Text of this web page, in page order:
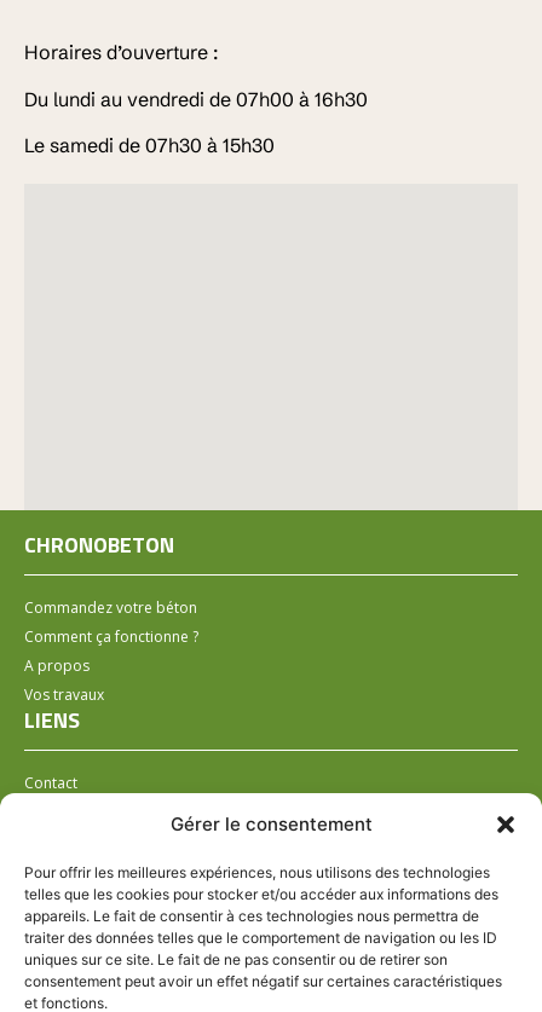
Gérer le consentement
Pour offrir les meilleures expériences, nous utilisons des technologies
telles que les cookies pour stocker et/ou accéder aux informations des
appareils. Le fait de consentir à ces technologies nous permettra de
traiter des données telles que le comportement de navigation ou les ID
uniques sur ce site. Le fait de ne pas consentir ou de retirer son
consentement peut avoir un effet négatif sur certaines caractéristiques
et fonctions.
Horaires d’ouverture :
Du lundi au vendredi de 07h00 à 16h30
Le samedi de 07h30 à 15h30
CHRONOBETON
Commandez votre béton
Comment ça fonctionne ?
A propos
Vos travaux
LIENS
Contact
Mentions légales
Conditions générales de ventes
Politique de confidentialité
Politique de cookies (UE)